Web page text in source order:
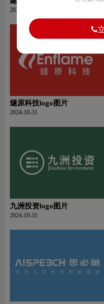
2024-10-31
燧原科技logo图片
2024-10-31
九洲投资logo图片
2024-10-31